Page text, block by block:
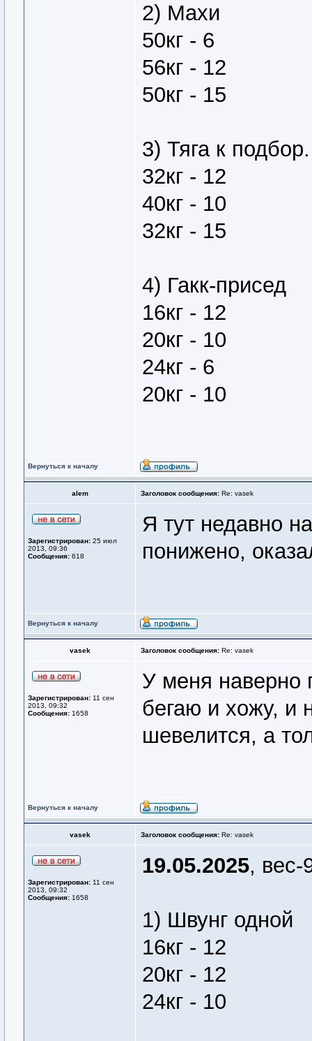
2) Махи
50кг - 6
56кг - 12
50кг - 15
3) Тяга к подбор.
32кг - 12
40кг - 10
32кг - 15
4) Гакк-присед
16кг - 12
20кг - 10
24кг - 6
20кг - 10
Вернуться к началу
alem Заголовок сообщения: Re: vasek
Зарегистрирован: 25 июл
2013, 09:36
Сообщения: 618
Я тут недавно
понижено,
Вернуться к началу
vasek Заголовок сообщения: Re: vasek
Зарегистрирован: 11 сен
2013, 09:32
Сообщения: 1658
У меня наверно
бегаю и хожу, и
шевелится, а
Вернуться к началу
vasek Заголовок сообщения: Re: vasek
Зарегистрирован: 11 сен
2013, 09:32
Сообщения: 1658
19.05.2025, вес-
1) Швунг одной
16кг - 12
20кг - 12
24кг - 10